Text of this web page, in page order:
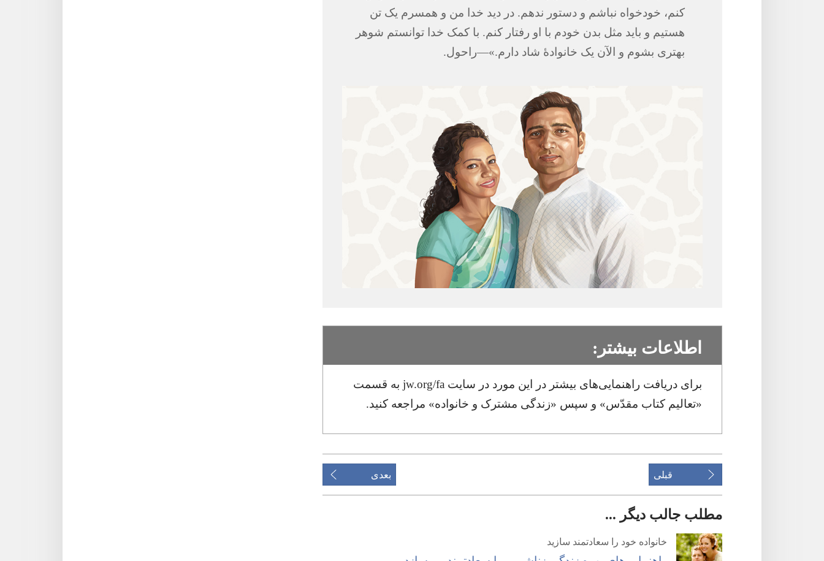
کنم،‏ خودخواه نباشم و دستور ندهم.‏ در دید خدا من و همسرم یک تن
هستیم و باید مثل بدن خودم با او رفتار کنم.‏ با کمک خدا توانستم شوهر
بهتری بشوم و الآن یک خانوادهٔ شاد دارم.‏»—‏راحول.‏
اطلاعات بیشتر:‏
برای دریافت راهنمایی‌های بیشتر در این مورد در سایت jw.org/fa به قسمت
«تعالیم کتاب مقدّس» و سپس «زندگی مشترک و خانواده» مراجعه کنید.‏
قبلی بعدی
مطلب جالب دیگر ...
خانواده خود را سعادتمند سازید